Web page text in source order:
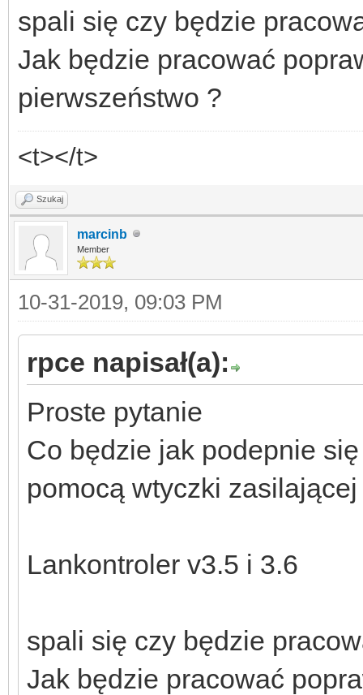
spali się czy będzie
Jak będzie pracować
pierwszeństwo ?
<t></t>
Szukaj
marcinb
Member
10-31-2019, 09:03 PM
rpce napisał(a):
Proste pytanie
Co będzie jak podepnie
pomocą wtyczki zasilającej
Lankontroler v3.5 i 3.6
spali się czy będzie
Jak będzie pracować